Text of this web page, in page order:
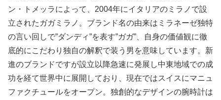
ン・トメッラによって、2004年にイタリアのミラノで設
立されたガガミラノ。ブランド名の由来はミラネーゼ独特
の言い回しで”ダンディ”を表す”ガガ”、自身の価値観に徹
底的にこだわり独自の解釈で装う男を意味しています。新
進のブランドですが設立以降急速に発展し中東地域での成
功を経て世界中に展開しており、現在ではスイスにマニュ
ファクチュールをオープン。独創的なデザインの腕時計は